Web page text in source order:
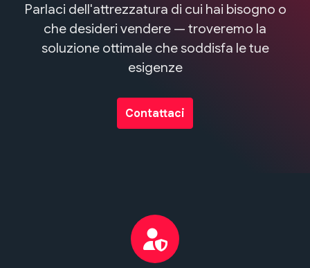
Parlaci dell'attrezzatura di cui hai bisogno o
che desideri vendere — troveremo la
soluzione ottimale che soddisfa le tue
esigenze
Contattaci